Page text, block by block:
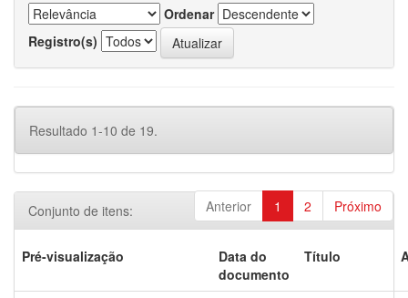
Ordenar
Registro(s)
Resultado 1-10 de 19.
Anterior 1 2 Próximo
Conjunto de itens:
Pré-visualização
Data do
documento
Título